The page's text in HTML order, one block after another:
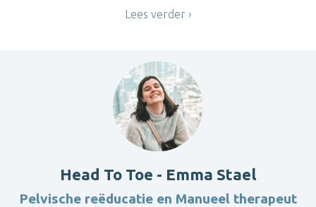
Lees verder
Head To Toe - Emma Stael
Pelvische reëducatie en Manueel therapeut